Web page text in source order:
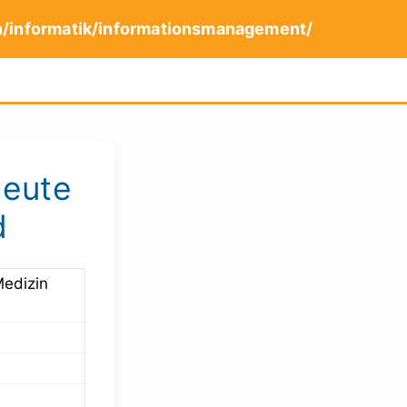
informatik/informationsmanagement/